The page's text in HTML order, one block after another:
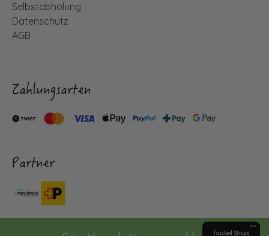
Selbstabholung
Datenschutz
AGB
Zahlungsarten
Partner